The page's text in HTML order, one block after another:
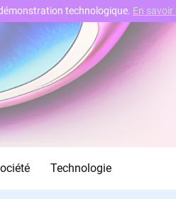
Technologie
technologique. En savoir